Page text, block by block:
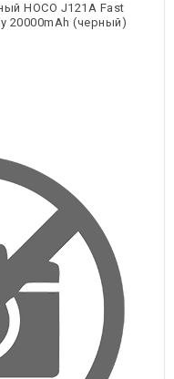
HOCO J121A Fast
20000mAh (черный)